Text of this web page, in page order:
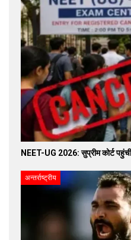
NEET-UG 2026: सुप्रीम कोर्ट
अन्तर्राष्ट्रीय